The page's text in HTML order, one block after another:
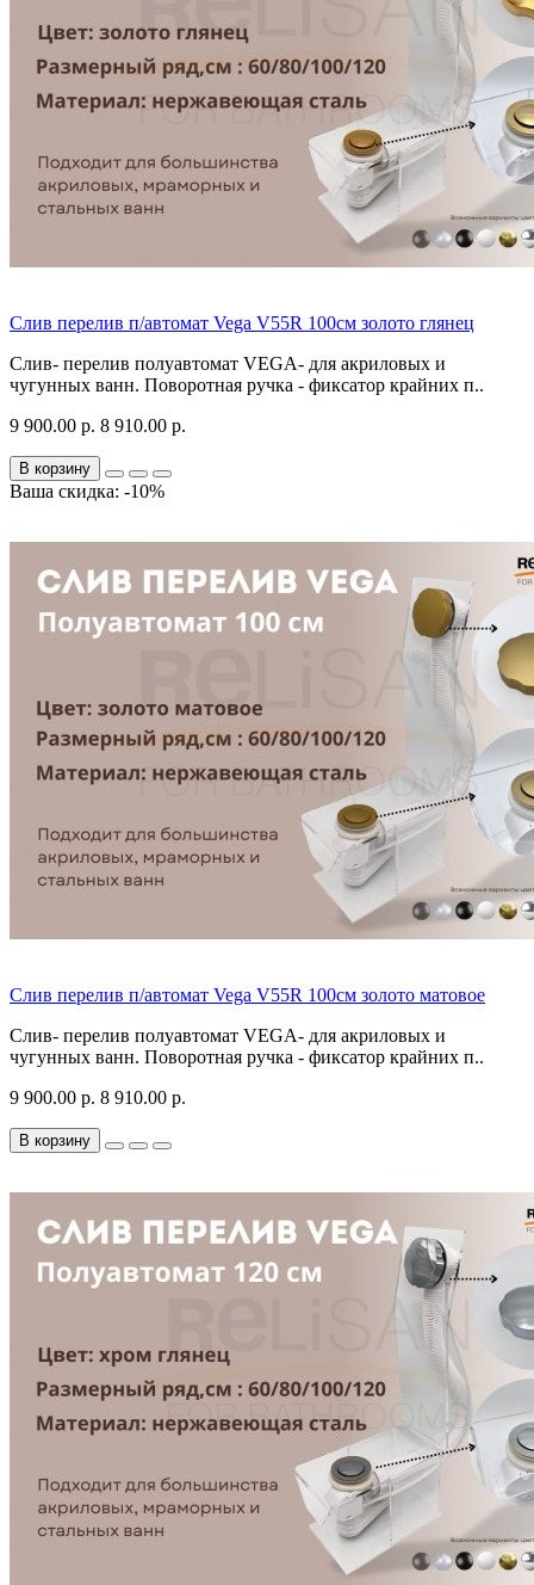
Слив перелив п/автомат Vega V55R 100см золото глянец
Слив- перелив полуавтомат VEGA- для акриловых и
чугунных ванн. Поворотная ручка - фиксатор крайних п..
9 900.00 р. 8 910.00 р.
В корзину
Ваша скидка: -10%
Слив перелив п/автомат Vega V55R 100см золото матовое
Слив- перелив полуавтомат VEGA- для акриловых и
чугунных ванн. Поворотная ручка - фиксатор крайних п..
9 900.00 р. 8 910.00 р.
В корзину